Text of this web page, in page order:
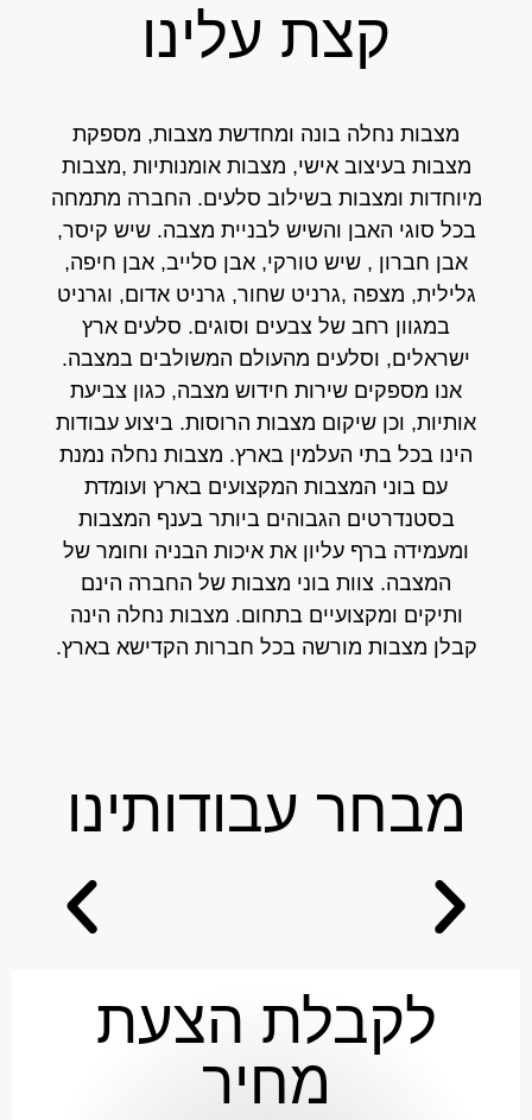
קצת עלינו
מצבות נחלה בונה ומחדשת מצבות, מספקת
מצבות בעיצוב אישי, מצבות אומנותיות ,מצבות
מיוחדות ומצבות בשילוב סלעים. החברה מתמחה
בכל סוגי האבן והשיש לבניית מצבה. שיש קיסר,
אבן חברון , שיש טורקי, אבן סלייב, אבן חיפה,
גלילית, מצפה ,גרניט שחור, גרניט אדום, וגרניט
במגוון רחב של צבעים וסוגים. סלעים ארץ
ישראלים, וסלעים מהעולם המשולבים במצבה.
אנו מספקים שירות חידוש מצבה, כגון צביעת
אותיות, וכן שיקום מצבות הרוסות. ביצוע עבודות
הינו בכל בתי העלמין בארץ. מצבות נחלה נמנת
עם בוני המצבות המקצועים בארץ ועומדת
בסטנדרטים הגבוהים ביותר בענף המצבות
ומעמידה ברף עליון את איכות הבניה וחומר של
המצבה. צוות בוני מצבות של החברה הינם
ותיקים ומקצועיים בתחום. מצבות נחלה הינה
קבלן מצבות מורשה בכל חברות הקדישא בארץ.
מבחר עבודותינו
לקבלת הצעת
מחיר